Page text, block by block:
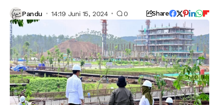
Pandu 14:19 Juni 15, 2024 0 Share